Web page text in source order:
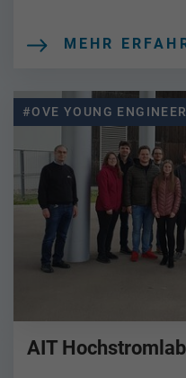
MEHR
#OVE YOUNG
AIT